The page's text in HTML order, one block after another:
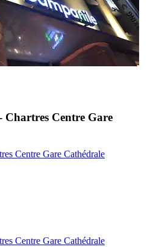
Centre Gare
Centre Gare Cathédrale
Centre Gare Cathédrale